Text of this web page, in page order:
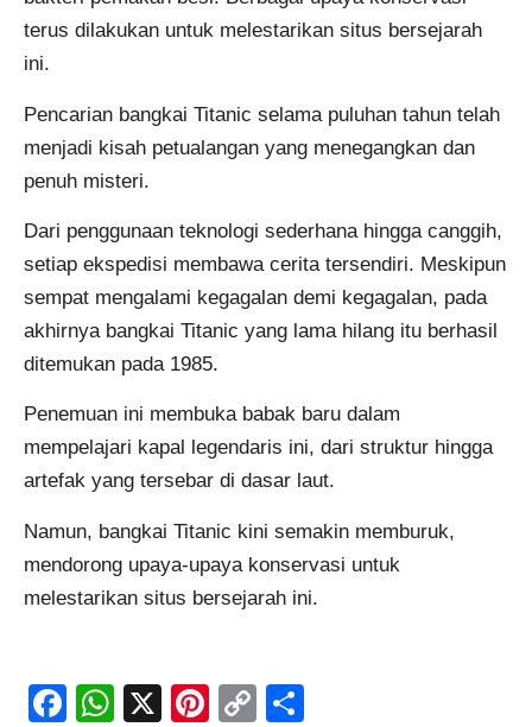
terus dilakukan untuk melestarikan situs bersejarah
ini.
Pencarian bangkai Titanic selama puluhan tahun telah
menjadi kisah petualangan yang menegangkan dan
penuh misteri.
Dari penggunaan teknologi sederhana hingga canggih,
setiap ekspedisi membawa cerita tersendiri. Meskipun
sempat mengalami kegagalan demi kegagalan, pada
akhirnya bangkai Titanic yang lama hilang itu berhasil
ditemukan pada 1985.
Penemuan ini membuka babak baru dalam
mempelajari kapal legendaris ini, dari struktur hingga
artefak yang tersebar di dasar laut.
Namun, bangkai Titanic kini semakin memburuk,
mendorong upaya-upaya konservasi untuk
melestarikan situs bersejarah ini.
Facebook
WhatsApp
X Pinterest
Copy